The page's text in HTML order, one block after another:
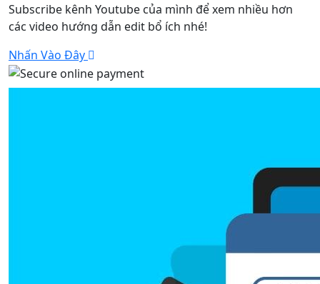
Subscribe kênh Youtube của mình để xem nhiều hơn
các video hướng dẫn edit bổ ích nhé!
Nhấn Vào Đây